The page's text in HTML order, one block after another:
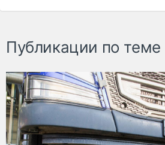
Публикации по теме